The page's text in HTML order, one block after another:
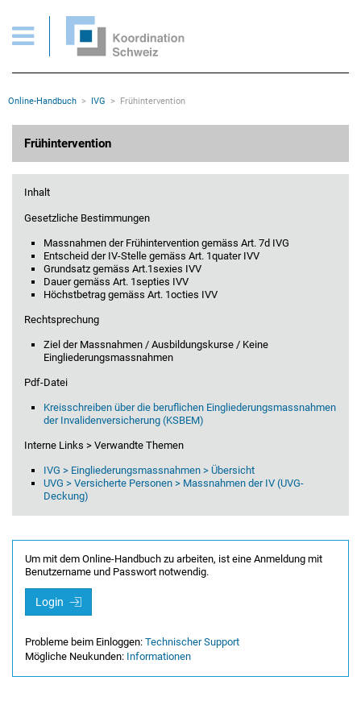
Wichtige Seiten
Home
Inhalt
Sitemap
Rootline Navigation
Online-Handbuch IVG Frühintervention
Frühintervention
Inhalt
Gesetzliche Bestimmungen
Massnahmen der Frühintervention gemäss Art. 7d IVG
Entscheid der IV-Stelle gemäss Art. 1quater IVV
Grundsatz gemäss Art.1sexies IVV
Dauer gemäss Art. 1septies IVV
Höchstbetrag gemäss Art. 1octies IVV
Rechtsprechung
Ziel der Massnahmen / Ausbildungskurse / Keine
Eingliederungsmassnahmen
Pdf-Datei
Kreisschreiben über die beruflichen Eingliederungsmassnahmen
der Invalidenversicherung (KSBEM)
Interne Links > Verwandte Themen
IVG > Eingliederungsmassnahmen > Übersicht
UVG > Versicherte Personen > Massnahmen der IV (UVG-
Deckung)
Um mit dem Online-Handbuch zu arbeiten, ist eine Anmeldung mit
Benutzername und Passwort notwendig.
Login
Probleme beim Einloggen: Technischer Support
Mögliche Neukunden: Informationen